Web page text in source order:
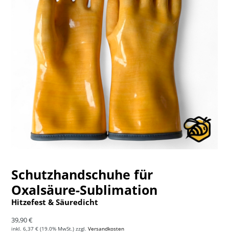
Schutzhandschuhe für
Oxalsäure-Sublimation
Hitzefest & Säuredicht
Normaler Preis
39,90 €
inkl. 6,37 € (19.0% MwSt.) zzgl. Versandkosten